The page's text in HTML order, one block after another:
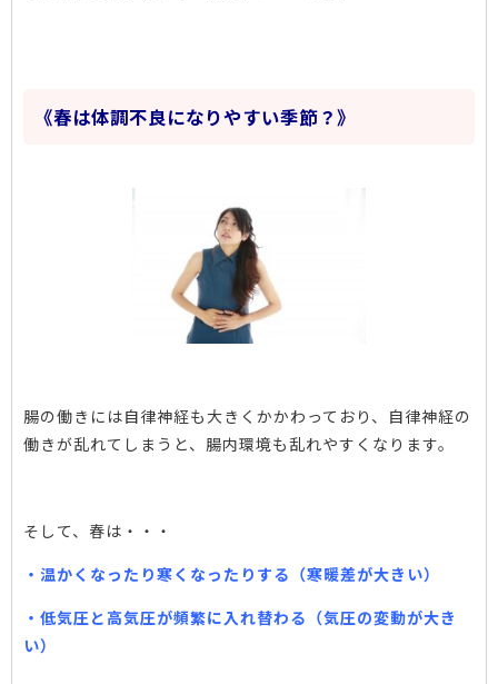
《春は体調不良になりやすい季節？》
腸の働きには自律神経も大きくかかわっており、自律神経の
働きが乱れてしまうと、腸内環境も乱れやすくなります。
そして、春は・・・
・温かくなったり寒くなったりする（寒暖差が大きい）
・低気圧と高気圧が頻繁に入れ替わる（気圧の変動が大き
い）